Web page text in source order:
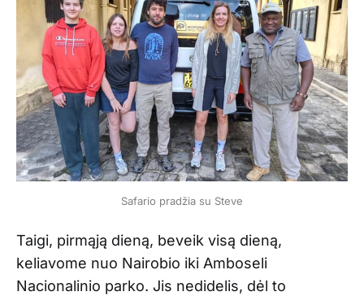
Safario pradžia su Steve
Taigi, pirmąją dieną, beveik visą dieną,
keliavome nuo Nairobio iki Amboseli
Nacionalinio parko. Jis nedidelis, dėl to